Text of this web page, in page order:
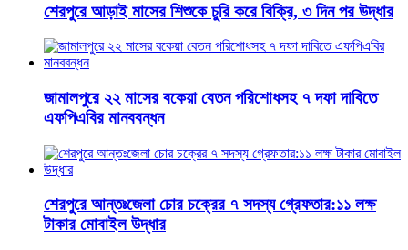
শেরপুরে আড়াই মাসের শিশুকে চুরি করে বিক্রি, ৩ দিন পর উদ্ধার
জামালপুরে ২২ মাসের বকেয়া বেতন পরিশোধসহ ৭ দফা দাবিতে
এফপিএবির মানববন্ধন
শেরপুরে আন্তঃজেলা চোর চক্রের ৭ সদস্য গ্রেফতার:১১ লক্ষ
টাকার মোবাইল উদ্ধার